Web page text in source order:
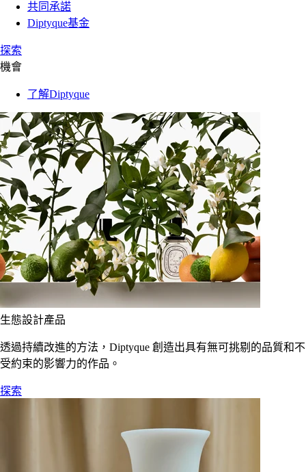
共同承諾
Diptyque基金
探索
機會
了解Diptyque
生態設計產品
透過持續改進的方法，Diptyque 創造出具有無可挑剔的品質和不
受約束的影響力的作品。
探索